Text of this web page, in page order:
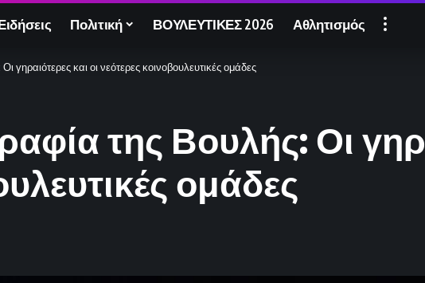
Πολιτική ΒΟΥΛΕΥΤΙΚΕΣ 2026 Αθλητισμός
γηραιότερες και οι νεότερες κοινοβουλευτικές ομάδες
της Βουλής: Οι
ομάδες